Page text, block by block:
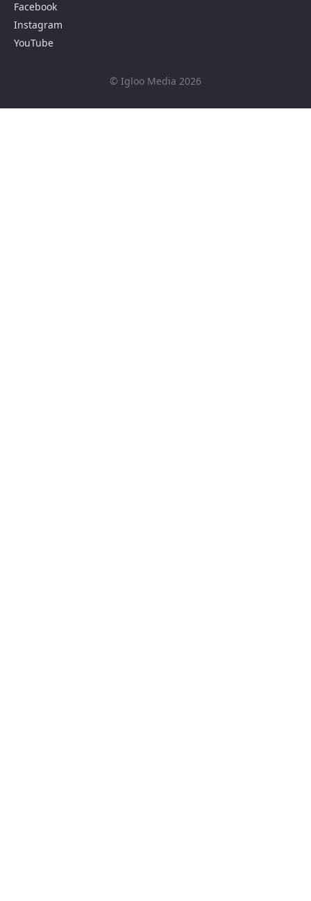
Facebook
Instagram
YouTube
© Igloo Media 2026